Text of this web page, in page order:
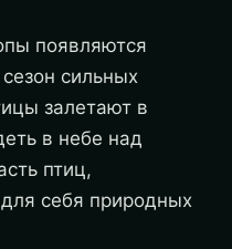
появляются
сильных
залетают в
в небе над
птиц,
себя природных